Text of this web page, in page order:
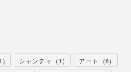
) シャンティ (1) アート (6)